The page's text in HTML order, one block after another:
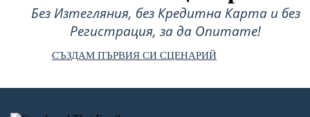
Без Изтегляния, без Кредитна Карта и без
Регистрация, за да Опитате!
СЪЗДАМ ПЪРВИЯ СИ СЦЕНАРИЙ